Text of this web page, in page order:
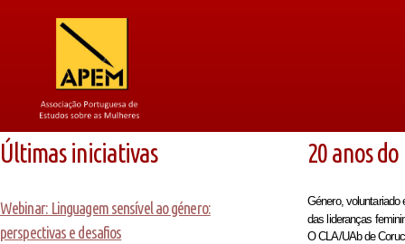
Últimas iniciativas
Webinar: Linguagem sensível ao género:
perspectivas e desafios
20 anos
Género, voluntariado
das lideranças
O CLA/UAb de